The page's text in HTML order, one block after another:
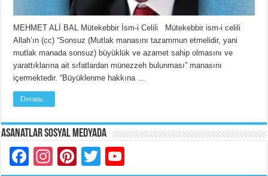
MEHMET ALİ BAL Mütekebbir İsm-i Celili Mütekebbir ism-i celili
Allah’ın (cc) “Sonsuz (Mutlak manasını tazammun etmelidir, yani
mutlak manada sonsuz) büyüklük ve azamet sahip olmasını ve
yarattıklarına ait sıfatlardan münezzeh bulunması” manasını
içermektedir. “Büyüklenme hakkına …
Devamı...
Asanatlar Sosyal Medyada
Facebook
Instagram
Pinterest
Twitter